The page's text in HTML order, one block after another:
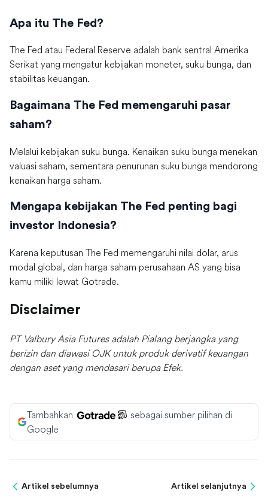
Apa itu The Fed?
The Fed atau Federal Reserve adalah bank sentral Amerika
Serikat yang mengatur kebijakan moneter, suku bunga, dan
stabilitas keuangan.
Bagaimana The Fed memengaruhi pasar
saham?
Melalui kebijakan suku bunga. Kenaikan suku bunga menekan
valuasi saham, sementara penurunan suku bunga mendorong
kenaikan harga saham.
Mengapa kebijakan The Fed penting bagi
investor Indonesia?
Karena keputusan The Fed memengaruhi nilai dolar, arus
modal global, dan harga saham perusahaan AS yang bisa
kamu miliki lewat Gotrade.
Disclaimer
PT Valbury Asia Futures adalah Pialang berjangka yang
berizin dan diawasi OJK untuk produk derivatif keuangan
dengan aset yang mendasari berupa Efek.
Tambahkan
sebagai sumber pilihan di
Google
Artikel sebelumnya Artikel selanjutnya